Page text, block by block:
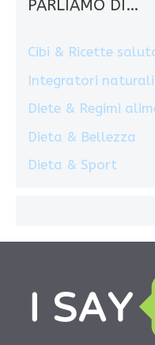
PARLIAMO DI…
Cibi & Ricette
Integratori naturali
Diete & Regimi
Dieta & Bellezza
Dieta & Sport